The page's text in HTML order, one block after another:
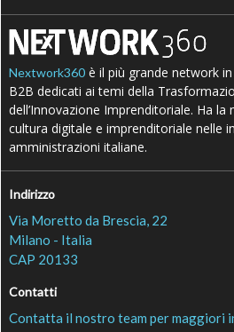
Nextwork360 è il più grande network
B2B dedicati ai temi della
dell’Innovazione Imprenditoriale. Ha
cultura digitale e imprenditoriale nelle
amministrazioni italiane.
Indirizzo
Via Moretto da Brescia, 22
Milano - Italia
CAP 20133
Contatti
Contatta il nostro team per maggiori